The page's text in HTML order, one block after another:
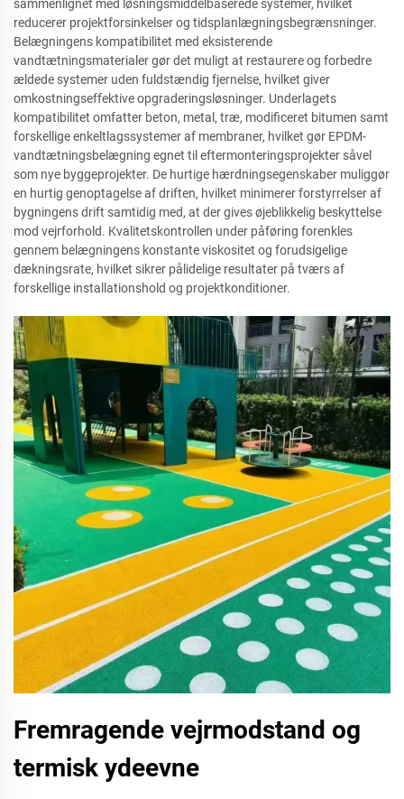
sammenlignet med løsningsmiddelbaserede systemer, hvilket
reducerer projektforsinkelser og tidsplanlægningsbegrænsninger.
Belægningens kompatibilitet med eksisterende
vandtætningsmaterialer gør det muligt at restaurere og forbedre
ældede systemer uden fuldstændig fjernelse, hvilket giver
omkostningseffektive opgraderingsløsninger. Underlagets
kompatibilitet omfatter beton, metal, træ, modificeret bitumen samt
forskellige enkeltlagssystemer af membraner, hvilket gør EPDM-
vandtætningsbelægning egnet til eftermonteringsprojekter såvel
som nye byggeprojekter. De hurtige hærdningsegenskaber muliggør
en hurtig genoptagelse af driften, hvilket minimerer forstyrrelser af
bygningens drift samtidig med, at der gives øjeblikkelig beskyttelse
mod vejrforhold. Kvalitetskontrollen under påføring forenkles
gennem belægningens konstante viskositet og forudsigelige
dækningsrate, hvilket sikrer pålidelige resultater på tværs af
forskellige installationshold og projektkonditioner.
Fremragende vejrmodstand og
termisk ydeevne